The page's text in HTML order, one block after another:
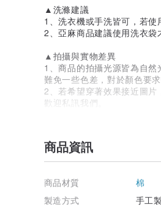
▲洗滌建議
1、洗衣機或手洗皆可，若使
2、亞麻商品建議使用洗衣袋
▲拍攝與實物差異
1、商品的拍攝光源皆為自
難免一些色差，對於顏色要
2、若希望穿著效果接近圖
歡迎私訊我們。
2、宅配目前皆配合順豐貨
9:00~14:00，故週五~週日
/ 設計師及品牌簡介 /
商品資訊
商品材質
棉
製造方式
手工